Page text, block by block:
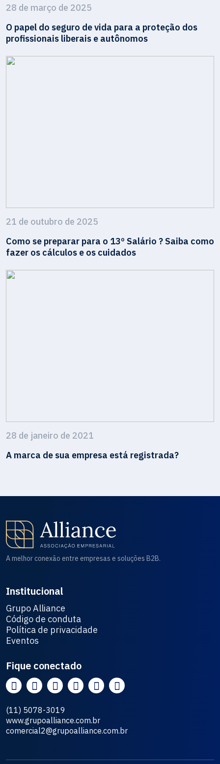
28 de março de 2025
O papel do seguro de vida para a proteção dos
profissionais liberais e autônomos
21 de outubro de 2025
Como se preparar para o 13º Salário ? Saiba como
fazer os cálculos e os cuidados
28 de janeiro de 2021
A marca de sua empresa está registrada?
A melhor conexão entre empresas e soluções B2B.
Institucional
Grupo Alliance
Código de conduta
Política de privacidade
Eventos
Fique conectado
(11) 5078-3019
www.grupoalliance.com.br
comercial2@grupoalliance.com.br